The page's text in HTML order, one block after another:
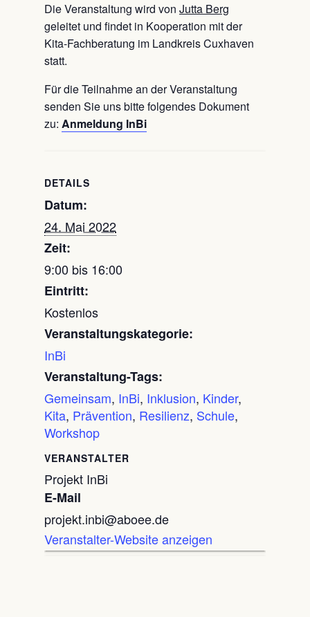
Die Veranstaltung wird von Jutta Berg
geleitet und findet in Kooperation mit der
Kita-Fachberatung im Landkreis Cuxhaven
statt.
Für die Teilnahme an der Veranstaltung
senden Sie uns bitte folgendes Dokument
zu: Anmeldung InBi
DETAILS
Datum:
24. Mai 2022
Zeit:
9:00 bis 16:00
Eintritt:
Kostenlos
Veranstaltungskategorie:
InBi
Veranstaltung-Tags:
Gemeinsam, InBi, Inklusion, Kinder,
Kita, Prävention, Resilienz, Schule,
Workshop
VERANSTALTER
Projekt InBi
E-Mail
projekt.inbi@aboee.de
Veranstalter-Website anzeigen